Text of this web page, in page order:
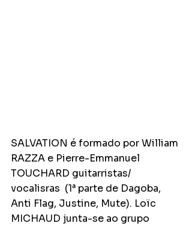
SALVATION é formado por William
RAZZA e Pierre-Emmanuel
TOUCHARD guitarristas/
vocalisras  (1ª parte de Dagoba,
Anti Flag, Justine, Mute). Loïc
MICHAUD junta-se ao grupo